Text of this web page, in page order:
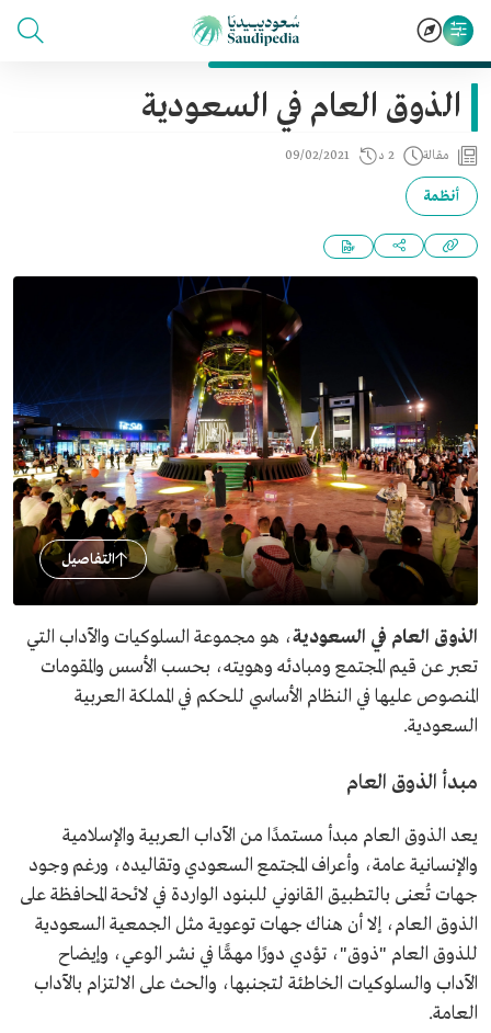
الذوق العام في السعودية
مقالة 2 د 09/02/2021
أنظمة
التفاصيل
الذوق العام في السعودية، هو مجموعة السلوكيات والآداب التي
تعبر عن قيم المجتمع ومبادئه وهويته، بحسب الأسس والمقومات
المنصوص عليها في النظام الأساسي للحكم في المملكة العربية
السعودية.
مبدأ الذوق العام
يعد الذوق العام مبدأ مستمدًا من الآداب العربية والإسلامية
والإنسانية عامة، وأعراف المجتمع السعودي وتقاليده، ورغم وجود
جهات تُعنى بالتطبيق القانوني للبنود الواردة في لائحة المحافظة على
الذوق العام، إلا أن هناك جهات توعوية مثل الجمعية السعودية
للذوق العام "ذوق"، تؤدي دورًا مهمًّا في نشر الوعي، وإيضاح
الآداب والسلوكيات الخاطئة لتجنبها، والحث على الالتزام بالآداب
العامة.